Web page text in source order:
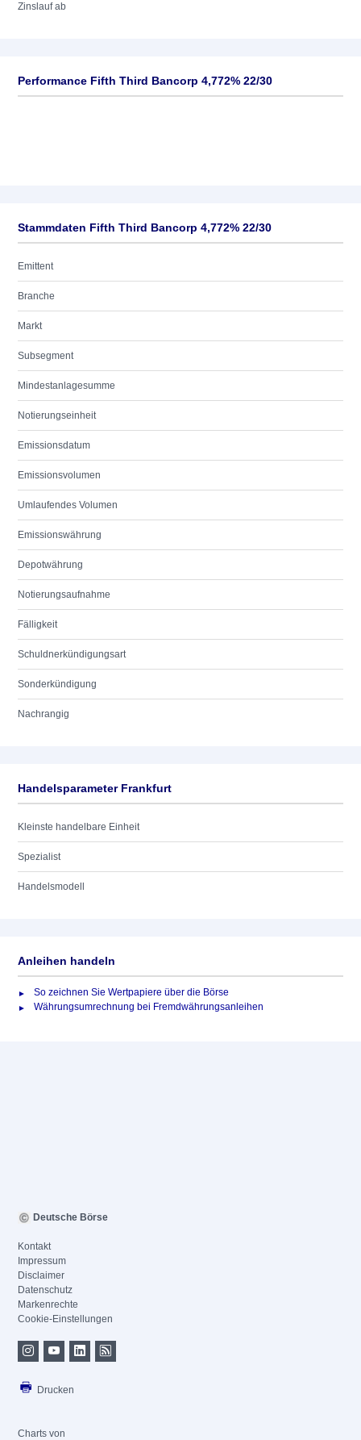
Zinslauf ab
Performance Fifth Third Bancorp 4,772% 22/30
Stammdaten Fifth Third Bancorp 4,772% 22/30
Emittent
Branche
Markt
Subsegment
Mindestanlagesumme
Notierungseinheit
Emissionsdatum
Emissionsvolumen
Umlaufendes Volumen
Emissionswährung
Depotwährung
Notierungsaufnahme
Fälligkeit
Schuldnerkündigungsart
Sonderkündigung
Nachrangig
Handelsparameter Frankfurt
Kleinste handelbare Einheit
Spezialist
Handelsmodell
Anleihen handeln
So zeichnen Sie Wertpapiere über die Börse
Währungsumrechnung bei Fremdwährungsanleihen
Deutsche Börse
Kontakt
Impressum
Disclaimer
Datenschutz
Markenrechte
Cookie-Einstellungen
Drucken
Charts von